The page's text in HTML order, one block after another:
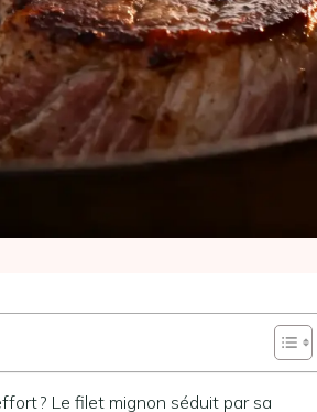
? Le filet mignon séduit par sa